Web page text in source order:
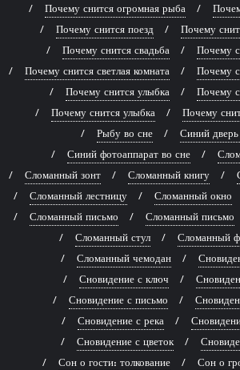
Почему снится огромная рыба
Почему снится поезд
Почему
Почему снится свадьба
Почему
Почему снится светлая комната
Почему
Почему снится улыбка
Почему
Почему снится улыбка
Почему
Рыбу во сне
Синий дверь
Синий фотоаппарат во сне
Сломанный зонт
Сломанный книгу
Сломанный лестницу
Сломанный окно
Сломанный письмо
Сломанный письмо
Сломанный стул
Сломанный
Сломанный чемодан
Сновидение с ключ
Сновидение с письмо
Сновидение с река
Сновидение с цветок
Сон о гости: толкование
Сон о